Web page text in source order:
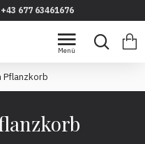
+43 677 63461676
Pflanzkorb